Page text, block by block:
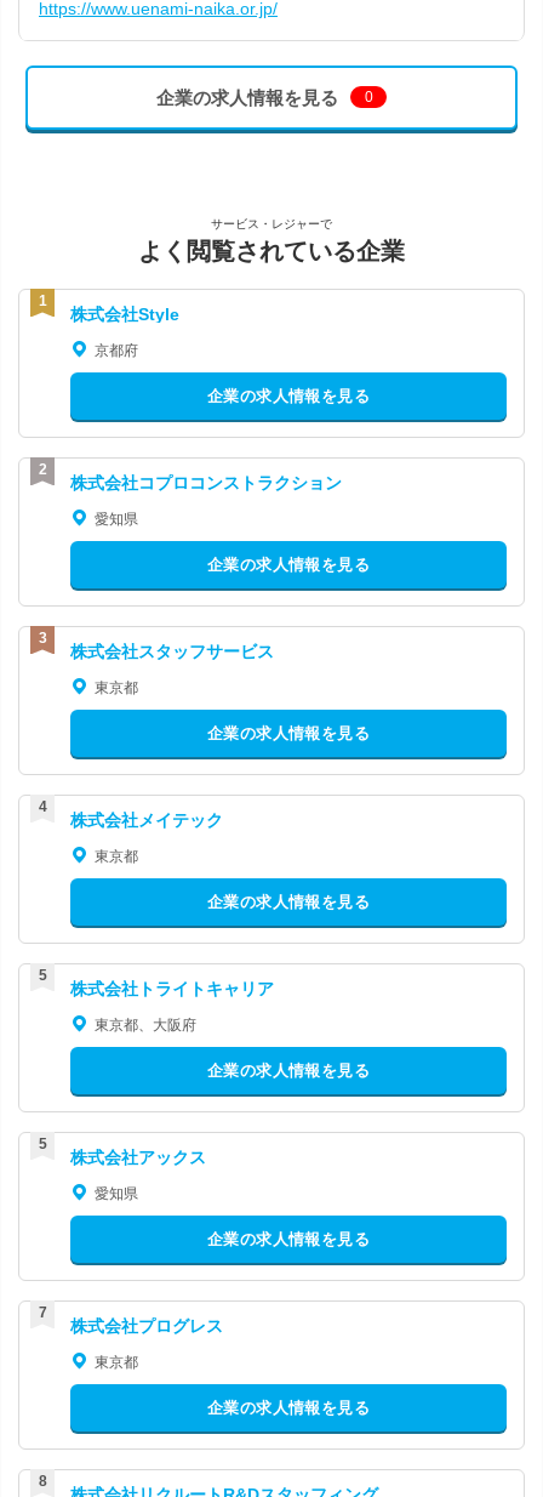
https://www.uenami-naika.or.jp/
企業の求人情報を見る 0
サービス・レジャーで
よく閲覧されている企業
株式会社Style
京都府
企業の求人情報を見る
株式会社コプロコンストラクション
愛知県
企業の求人情報を見る
株式会社スタッフサービス
東京都
企業の求人情報を見る
株式会社メイテック
東京都
企業の求人情報を見る
株式会社トライトキャリア
東京都、大阪府
企業の求人情報を見る
株式会社アックス
愛知県
企業の求人情報を見る
株式会社プログレス
東京都
企業の求人情報を見る